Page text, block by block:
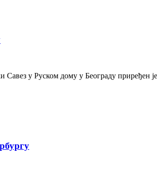
у Руском дому у Београду приређен